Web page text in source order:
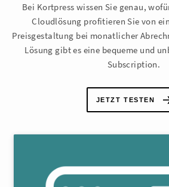
Bei Kortpress wissen Sie genau,
Cloudlösung profitieren Sie von
Preisgestaltung bei monatlicher
Lösung gibt es eine bequeme und
Subscription.
JETZT TESTEN